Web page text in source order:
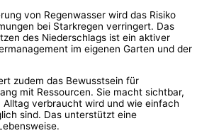
von Regenwasser wird das Risiko
bei Starkregen verringert. Das
des Niederschlags ist ein aktiver
im eigenen Garten und der
zudem das Bewusstsein für
mit Ressourcen. Sie macht sichtbar,
Alltag verbraucht wird und wie einfach
sind. Das unterstützt eine